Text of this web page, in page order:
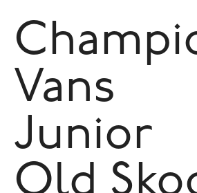
Vans
Junior
Old